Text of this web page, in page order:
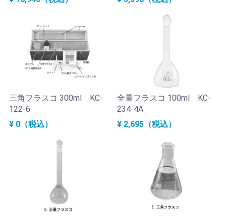
三角フラスコ 300ml KC-
122-6
¥ 0（税込）
全量フラスコ 100ml KC-
234-4A
¥ 2,695（税込）